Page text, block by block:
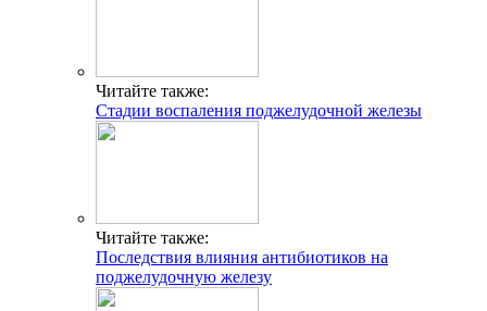
Читайте также:
Стадии воспаления поджелудочной железы
Читайте также:
Последствия влияния антибиотиков на
поджелудочную железу